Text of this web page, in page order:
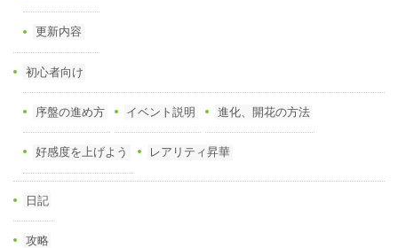
更新内容
初心者向け
序盤の進め方 イベント説明 進化、開花の方法
好感度を上げよう レアリティ昇華
日記
攻略